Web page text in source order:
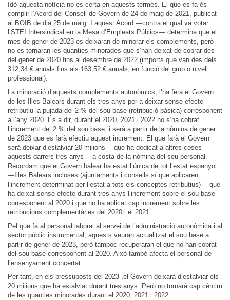
Idò aquesta notícia no és certa en aquests termes. El que es fa és
complir l’Acord del Consell de Govern de 24 de maig de 2021, publicat
al BOIB de dia 25 de maig. I aquest Acord —contra el qual va votar
l’STEI Intersindical en la Mesa d’Empleats Públics— determina que el
mes de gener de 2023 es deixaran de minorar els complements, però
no es tornaran les quanties minorades que s’han deixat de cobrar des
del gener de 2020 fins al desembre de 2022 (imports que van des dels
312,34 € anuals fins als 163,52 € anuals, en funció del grup o nivell
professional).
La minoració d’aquests complements autonòmics, l’ha feta el Govern
de les Illes Balears durant els tres anys per a deixar sense efecte
retributiu la pujada del 2 % del sou base (retribució bàsica) corresponent
a l’any 2020. És a dir, durant el 2020, 2021 i 2022 no s’ha cobrat
l’increment del 2 % del sou base; i serà a partir de la nòmina de gener
de 2023 que es farà efectiu aquest increment. El que farà el Govern
serà deixar d’estalviar 20 milions —que ha dedicat a altres coses
aquests darrers tres anys— a costa de la nòmina del seu personal.
Recordam que el Govern balear ha estat l’única de tot l’estat espanyol
—Illes Balears incloses (ajuntaments i consells sí que aplicaren
l’increment determinat per l’estat a tots els conceptes retributius)— que
ha deixat sense efecte durant tres anys l’increment sobre el sou base
corresponent al 2020 i que no ha aplicat cap increment sobre les
retribucions complementàries del 2020 i el 2021.
Pel que fa al personal laboral al servei de l’administració autonòmica i al
sector públic instrumental, aquests veuran actualitzat el sou base a
partir de gener de 2023, però tampoc recuperaran el que no han cobrat
del sou base corresponent al 2020. Això també afecta el personal de
l’ensenyament concertat.
Per tant, en els pressuposts del 2023 ,el Govern deixarà d’estalviar els
20 milions que ha estalviat durant tres anys. Però no tornarà cap cèntim
de les quanties minorades durant el 2020, 2021 i 2022.